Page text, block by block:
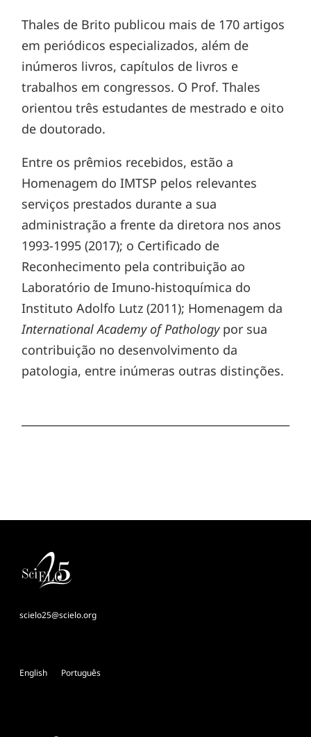
Thales de Brito publicou mais de 170 artigos
em periódicos especializados, além de
inúmeros livros, capítulos de livros e
trabalhos em congressos. O Prof. Thales
orientou três estudantes de mestrado e oito
de doutorado.
Entre os prêmios recebidos, estão a
Homenagem do IMTSP pelos relevantes
serviços prestados durante a sua
administração a frente da diretora nos anos
1993-1995 (2017); o Certificado de
Reconhecimento pela contribuição ao
Laboratório de Imuno-histoquímica do
Instituto Adolfo Lutz (2011); Homenagem da
International Academy of Pathologypor sua
contribuição no desenvolvimento da
patologia, entre inúmeras outras distinções.
scielo25@scielo.org
English Português